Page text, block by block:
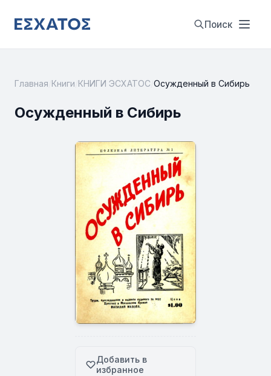
Поиск
Главная Книги КНИГИ ЭСХАТОС Осужденный в Сибирь
Осужденный в Сибирь
Добавить в
избранное